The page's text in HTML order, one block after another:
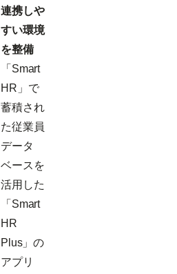
連携しや
すい環境
を整備
「Smart
HR」で
蓄積され
た従業員
データ
ベースを
活用した
「Smart
HR
Plus」の
アプリ